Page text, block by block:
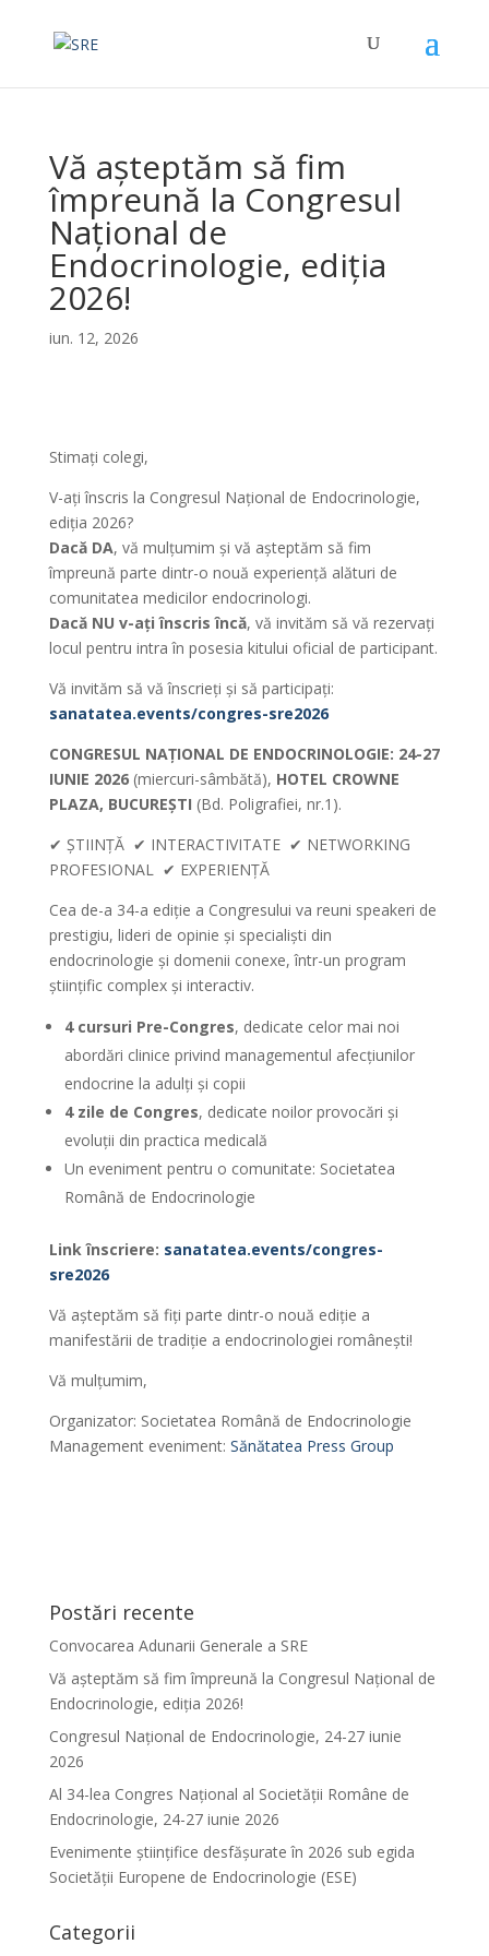
Vă așteptăm să fim
împreună la Congresul
Național de
Endocrinologie, ediția
2026!
iun. 12, 2026
Stimați colegi,
V-ați înscris la Congresul Național de Endocrinologie,
ediția 2026?
Dacă DA, vă mulțumim și vă așteptăm să fim
împreună parte dintr-o nouă experiență alături de
comunitatea medicilor endocrinologi.
Dacă NU v-ați înscris încă, vă invităm să vă rezervați
locul pentru intra în posesia kitului oficial de participant.
Vă invităm să vă înscrieți și să participați:
sanatatea.events/congres-sre2026
CONGRESUL NAȚIONAL DE ENDOCRINOLOGIE: 24-27
IUNIE 2026(miercuri-sâmbătă), HOTEL CROWNE
PLAZA, BUCUREȘTI (Bd. Poligrafiei, nr.1).
✔ ȘTIINȚĂ ✔ INTERACTIVITATE ✔ NETWORKING
PROFESIONAL ✔ EXPERIENȚĂ
Cea de-a 34-a ediție a Congresului va reuni speakeri de
prestigiu, lideri de opinie și specialiști din
endocrinologie și domenii conexe, într-un program
științific complex și interactiv.
4 cursuri Pre-Congres, dedicate celor mai noi
abordări clinice privind managementul afecțiunilor
endocrine la adulți și copii
4 zile de Congres, dedicate noilor provocări și
evoluții din practica medicală
Un eveniment pentru o comunitate: Societatea
Română de Endocrinologie
Link înscriere: sanatatea.events/congres-
sre2026
Vă așteptăm să fiți parte dintr-o nouă ediție a
manifestării de tradiție a endocrinologiei românești!
Vă mulțumim,
Organizator: Societatea Română de Endocrinologie
Management eveniment: Sănătatea Press Group
Postări recente
Convocarea Adunarii Generale a SRE
Vă așteptăm să fim împreună la Congresul Național de
Endocrinologie, ediția 2026!
Congresul Național de Endocrinologie, 24-27 iunie
2026
Al 34-lea Congres Național al Societății Române de
Endocrinologie, 24-27 iunie 2026
Evenimente ştiinţifice desfăşurate în 2026 sub egida
Societăţii Europene de Endocrinologie (ESE)
Categorii